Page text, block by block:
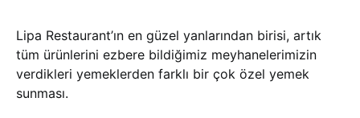
Lipa Restaurant’ın en güzel yanlarından birisi, artık
tüm ürünlerini ezbere bildiğimiz meyhanelerimizin
verdikleri yemeklerden farklı bir çok özel yemek
sunması.